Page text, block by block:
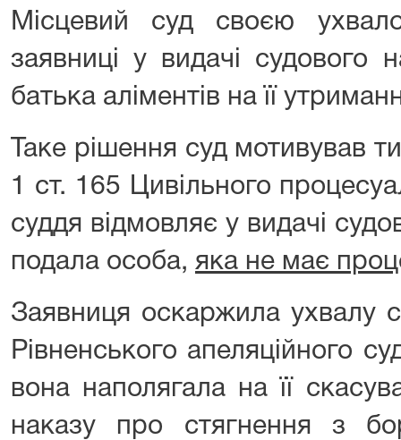
Місцевий суд своєю
заявниці у видачі судового
батька аліментів на її
Таке рішення суд мотивував
1 ст. 165 Цивільного
суддя відмовляє у видачі
подала особа, яка не має
Заявниця оскаржила ухвалу
Рівненського апеляційного
вона наполягала на її
наказу про стягнення з